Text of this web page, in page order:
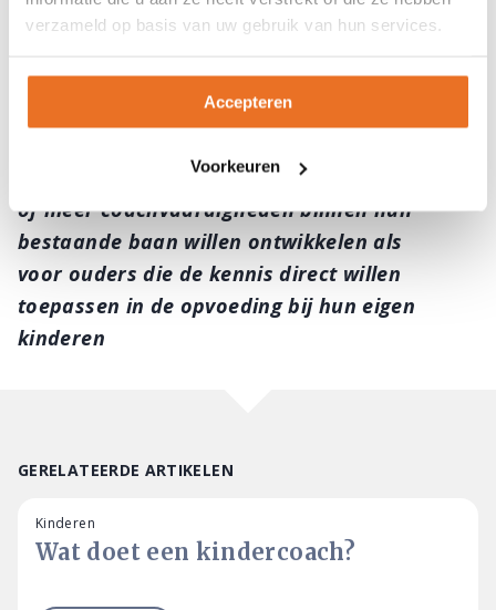
verzameld op basis van uw gebruik van hun services.
Accepteren
Voorkeuren
en ouders en kinderen zich samen gelukkig
opleiding Kindercoachis zowel voor
maken naar een zelfstandige coachpraktijk
of meer coachvaardigheden binnen hun
bestaande baan willen ontwikkelen als
voor ouders die de kennis direct willen
toepassen in de opvoeding bij hun eigen
kinderen
GERELATEERDE ARTIKELEN
Wat doet een kindercoach?
Kinderen